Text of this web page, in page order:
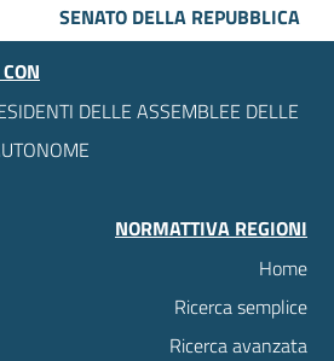
SENATO DELLA REPUBBLICA
DELLE ASSEMBLEE DELLE
NORMATTIVA REGIONI
Home
Ricerca semplice
Ricerca avanzata